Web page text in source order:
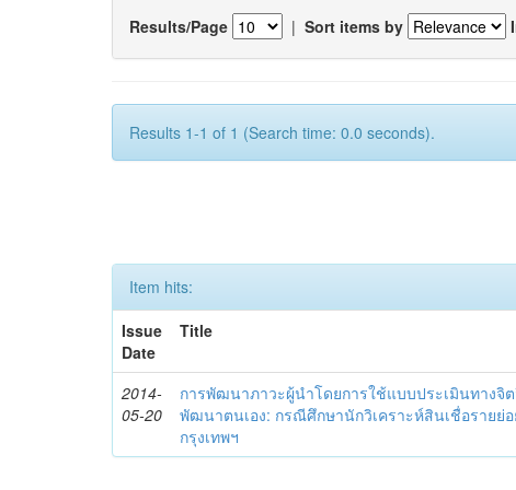
Results/Page | Sort items by
Results 1-1 of 1 (Search time: 0.0 seconds).
Item hits:
Issue
Date
Title
2014-
05-20
การพัฒนาภาวะผู้นำโดยการใช้แบบประเมินทางจิ
พัฒนาตนเอง: กรณีศึกษานักวิเคราะห์สินเชื่อรายย่
กรุงเทพฯ